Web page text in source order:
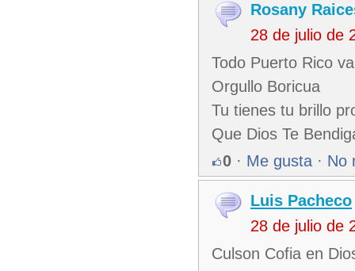
Rosany
28 de julio de
Todo Puerto Rico
Orgullo Boricua
Tu tienes tu brillo
Que Dios Te
0 · Me gusta · No
Luis Pacheco
28 de julio de
Culson Cofia en